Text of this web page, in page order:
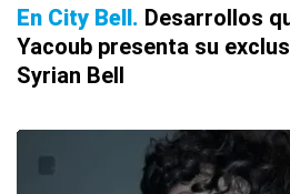
En City Bell Desarrollos
Yacoub presenta su
Syrian Bell